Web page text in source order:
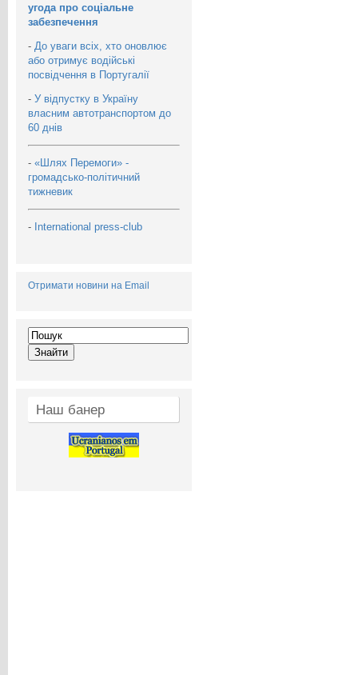
угода про соціальне
забезпечення
- До уваги всіх, хто оновлює
або отримує водійські
посвідчення в Португалії
- У відпустку в Україну
власним автотранспортом до
60 днів
- «Шлях Перемоги» -
громадсько-політичний
тижневик
- International press-club
Отримати новини на Email
Наш банер